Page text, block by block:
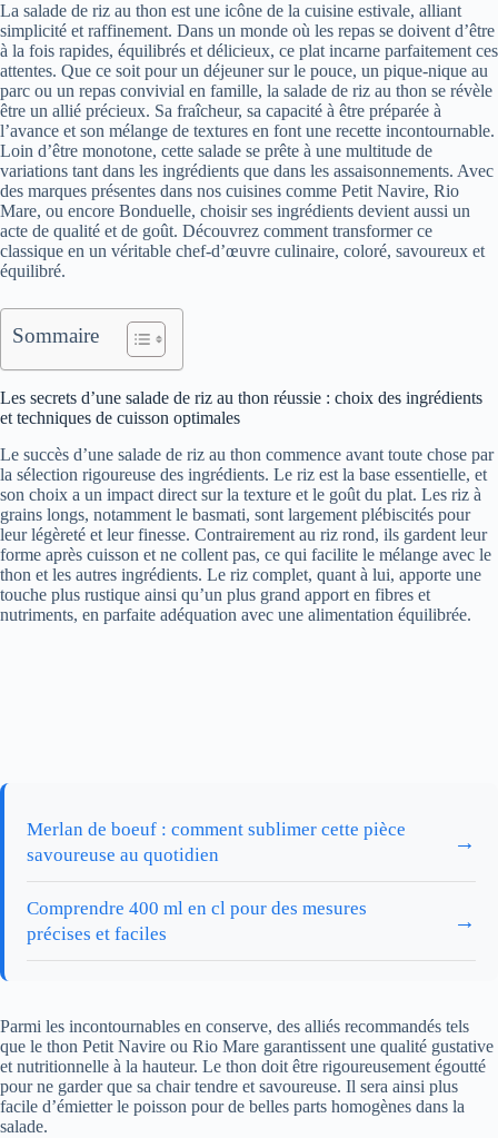
La salade de riz au thon est une icône de la cuisine estivale, alliant
simplicité et raffinement. Dans un monde où les repas se doivent d’être
à la fois rapides, équilibrés et délicieux, ce plat incarne parfaitement ces
attentes. Que ce soit pour un déjeuner sur le pouce, un pique-nique au
parc ou un repas convivial en famille, la salade de riz au thon se révèle
être un allié précieux. Sa fraîcheur, sa capacité à être préparée à
l’avance et son mélange de textures en font une recette incontournable.
Loin d’être monotone, cette salade se prête à une multitude de
variations tant dans les ingrédients que dans les assaisonnements. Avec
des marques présentes dans nos cuisines comme Petit Navire, Rio
Mare, ou encore Bonduelle, choisir ses ingrédients devient aussi un
acte de qualité et de goût. Découvrez comment transformer ce
classique en un véritable chef-d’œuvre culinaire, coloré, savoureux et
équilibré.
Sommaire
Les secrets d’une salade de riz au thon réussie : choix des ingrédients
et techniques de cuisson optimales
Le succès d’une salade de riz au thon commence avant toute chose par
la sélection rigoureuse des ingrédients. Le riz est la base essentielle, et
son choix a un impact direct sur la texture et le goût du plat. Les riz à
grains longs, notamment le basmati, sont largement plébiscités pour
leur légèreté et leur finesse. Contrairement au riz rond, ils gardent leur
forme après cuisson et ne collent pas, ce qui facilite le mélange avec le
thon et les autres ingrédients. Le riz complet, quant à lui, apporte une
touche plus rustique ainsi qu’un plus grand apport en fibres et
nutriments, en parfaite adéquation avec une alimentation équilibrée.
Merlan de boeuf : comment sublimer cette pièce
savoureuse au quotidien
→
Comprendre 400 ml en cl pour des mesures
précises et faciles
→
Parmi les incontournables en conserve, des alliés recommandés tels
que le thon Petit Navire ou Rio Mare garantissent une qualité gustative
et nutritionnelle à la hauteur. Le thon doit être rigoureusement égoutté
pour ne garder que sa chair tendre et savoureuse. Il sera ainsi plus
facile d’émietter le poisson pour de belles parts homogènes dans la
salade.